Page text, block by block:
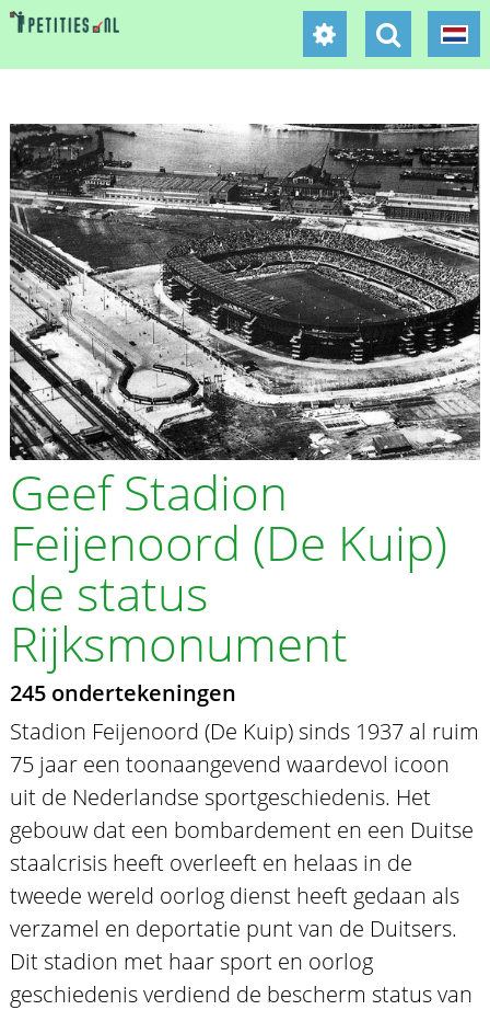
Geef Stadion
Feijenoord (De Kuip)
de status
Rijksmonument
245 ondertekeningen
Stadion Feijenoord (De Kuip) sinds 1937 al ruim
75 jaar een toonaangevend waardevol icoon
uit de Nederlandse sportgeschiedenis. Het
gebouw dat een bombardement en een Duitse
staalcrisis heeft overleeft en helaas in de
tweede wereld oorlog dienst heeft gedaan als
verzamel en deportatie punt van de Duitsers.
Dit stadion met haar sport en oorlog
geschiedenis verdiend de bescherm status van